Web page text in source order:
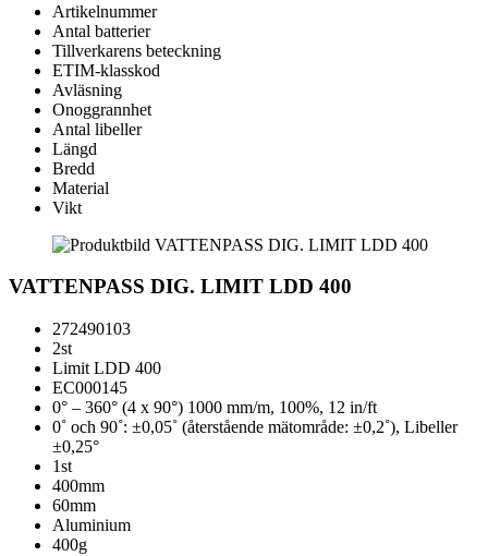
Artikelnummer
Antal batterier
Tillverkarens beteckning
ETIM-klasskod
Avläsning
Onoggrannhet
Antal libeller
Längd
Bredd
Material
Vikt
VATTENPASS DIG. LIMIT LDD 400
272490103
2st
Limit LDD 400
EC000145
0° – 360° (4 x 90°) 1000 mm/m, 100%, 12 in/ft
0˚ och 90˚: ±0,05˚ (återstående mätområde: ±0,2˚), Libeller
±0,25°
1st
400mm
60mm
Aluminium
400g